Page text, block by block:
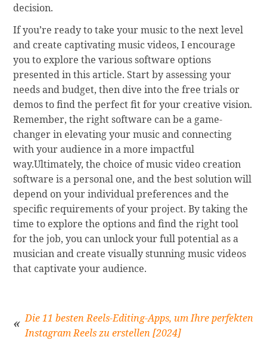
decision.
If you’re ready to take your music to the next level
and create captivating music videos, I encourage
you to explore the various software options
presented in this article. Start by assessing your
needs and budget, then dive into the free trials or
demos to find the perfect fit for your creative vision.
Remember, the right software can be a game-
changer in elevating your music and connecting
with your audience in a more impactful
way.Ultimately, the choice of music video creation
software is a personal one, and the best solution will
depend on your individual preferences and the
specific requirements of your project. By taking the
time to explore the options and find the right tool
for the job, you can unlock your full potential as a
musician and create visually stunning music videos
that captivate your audience.
Die 11 besten Reels-Editing-Apps, um Ihre perfekten
Instagram Reels zu erstellen [2024]